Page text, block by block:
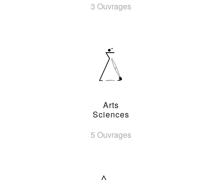
3 Ouvrages
Arts
Sciences
5 Ouvrages